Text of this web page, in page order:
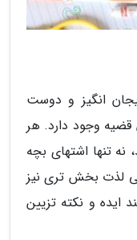
انگیز و دوست
قضیه وجود دارد. هر
تنها اشتهای بچه
لذت بخش تری نیز
ایده و نکته تزیین